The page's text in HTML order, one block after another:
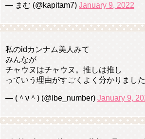
— まむ (@kapitam7) January 9, 2022
私のidカンナム美人みて
みんなが
チャウヌはチャウヌ。推しは推し
っていう理由がすごくよく分かりました
— (＾ν＾) (@Ibe_number) January 9,